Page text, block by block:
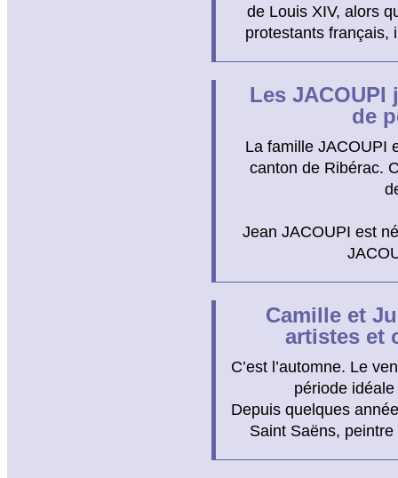
de Louis XIV, alors
protestants
Les
de
La famille JACOUPI
canton de Ribérac.
Jean JACOUPI est
Camille et
artistes et
C’est l’automne. Le
période
Depuis quelques
Saint Saëns,